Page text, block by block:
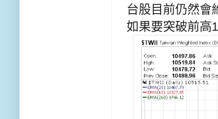
台股目前仍然會
如果要突破前高